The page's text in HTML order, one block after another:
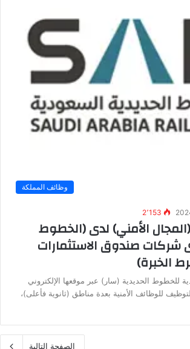
وظائف المملكة
2٬153
الأمني) لدى (الخطوط
شركات صندوق الاستثمارات
الخبرة)
للخطوط الحديدية (سار) عبر موقعها الإلكتروني
للوظائف الأمنية بعدة مناطق (ثانوية فأعلى)،
الصفحة التالية